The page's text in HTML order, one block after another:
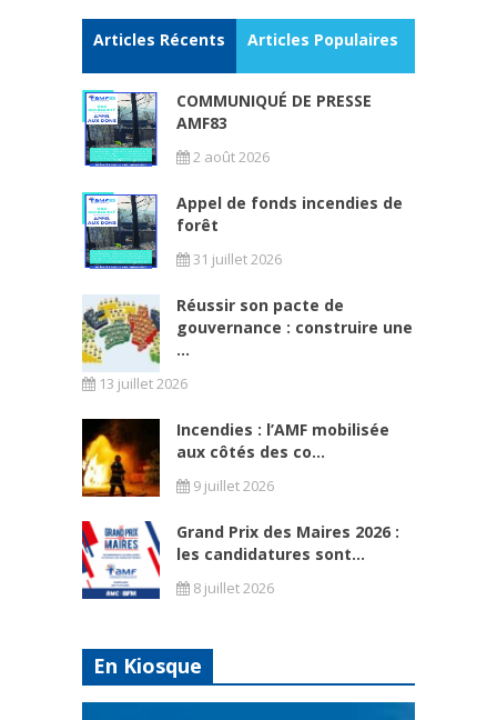
Articles Récents Articles Populaires
COMMUNIQUÉ DE PRESSE
AMF83
2 août 2026
Appel de fonds incendies de
forêt
31 juillet 2026
Réussir son pacte de
gouvernance : construire une
...
13 juillet 2026
Incendies : l’AMF mobilisée
aux côtés des co...
9 juillet 2026
Grand Prix des Maires 2026 :
les candidatures sont...
8 juillet 2026
En Kiosque